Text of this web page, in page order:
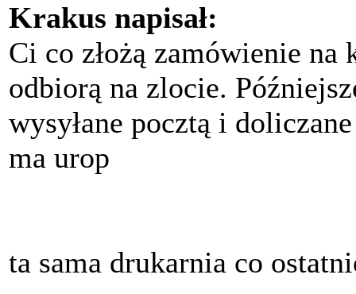
Krakus napisał:
Ci co złożą zamówienie
odbiorą na zlocie.
wysyłane pocztą i
ma urop
ta sama drukarnia co